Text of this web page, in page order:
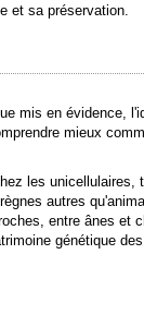
et sa préservation.
mis en
mieux
les
autres
entre ânes
génétique